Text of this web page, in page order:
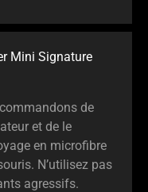
Mini Signature
de
et de le
en microfibre
N’utilisez pas
agressifs.